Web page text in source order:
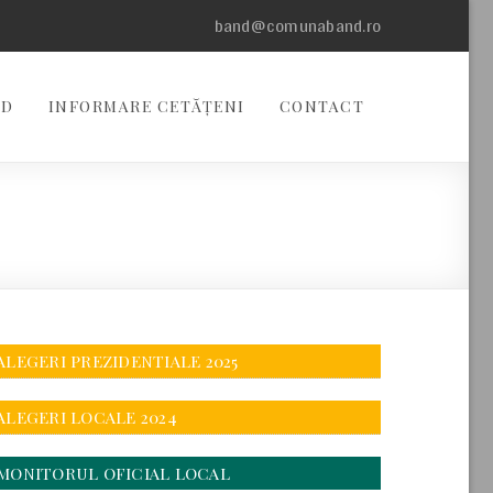
band@comunaband.ro
INFORMARE CETĂȚENI CONTACT
PREZIDENTIALE 2025
LOCALE 2024
OFICIAL LOCAL